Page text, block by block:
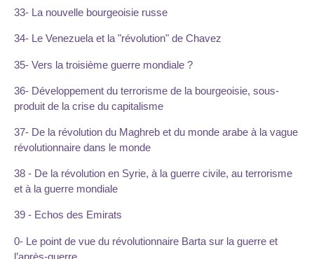
33- La nouvelle bourgeoisie russe
34- Le Venezuela et la "révolution" de Chavez
35- Vers la troisième guerre mondiale ?
36- Développement du terrorisme de la bourgeoisie, sous-
produit de la crise du capitalisme
37- De la révolution du Maghreb et du monde arabe à la vague
révolutionnaire dans le monde
38 - De la révolution en Syrie, à la guerre civile, au terrorisme
et à la guerre mondiale
39 - Echos des Emirats
0- Le point de vue du révolutionnaire Barta sur la guerre et
l’après-guerre